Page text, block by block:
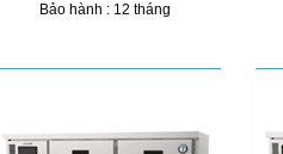
Bảo hành : 12 tháng